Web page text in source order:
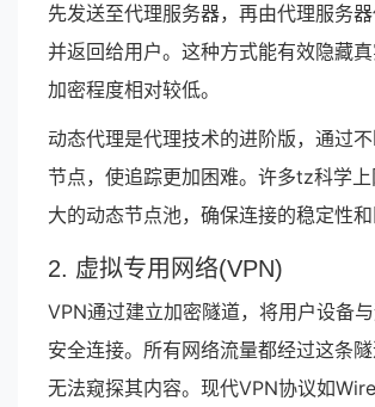
先发送至代理服务器，再由代理服务
并返回给用户。这种方式能有效隐藏
加密程度相对较低。
动态代理是代理技术的进阶版，通过
节点，使追踪更加困难。许多tz科学
大的动态节点池，确保连接的稳定性和
2. 虚拟专用网络(VPN)
VPN通过建立加密隧道，将用户设备
安全连接。所有网络流量都经过这条
无法窥探其内容。现代VPN协议如